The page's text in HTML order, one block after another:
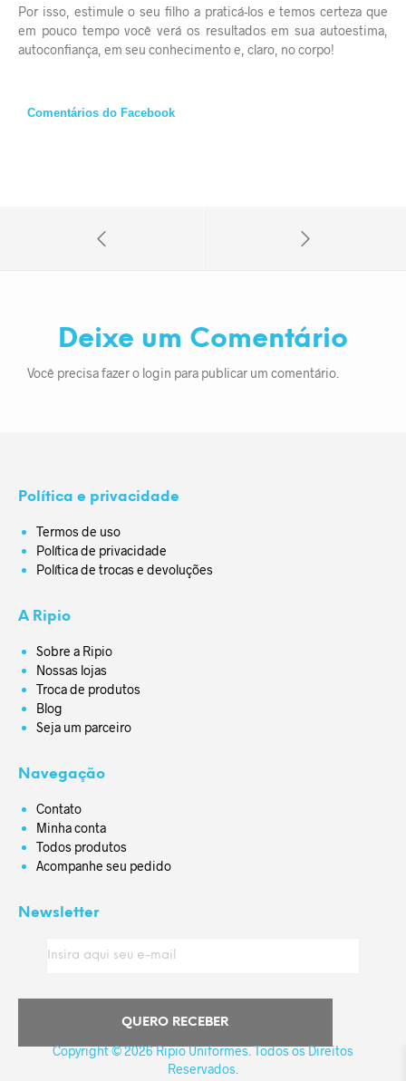
Por isso, estimule o seu filho a praticá-los e temos certeza que
em pouco tempo você verá os resultados em sua autoestima,
autoconfiança, em seu conhecimento e, claro, no corpo!
Comentários do Facebook
Deixe um Comentário
Você precisa fazer o login para publicar um comentário.
Política e privacidade
Termos de uso
Política de privacidade
Política de trocas e devoluções
A Ripio
Sobre a Ripio
Nossas lojas
Troca de produtos
Blog
Seja um parceiro
Navegação
Contato
Minha conta
Todos produtos
Acompanhe seu pedido
Newsletter
Copyright © 2026 Ripio Uniformes. Todos os Direitos
Reservados.